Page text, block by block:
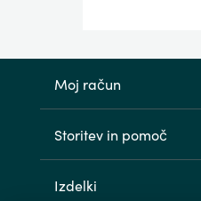
Moj račun
Storitev in pomoč
Izdelki